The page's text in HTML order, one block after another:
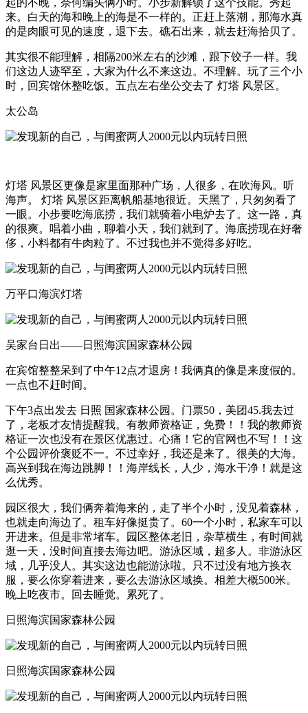
来。白天的海和晚上的海是不一样的。正赶上落潮，那海水真
的是肉眼可见的速度，退下去。礁石出来，就去赶海拾贝了。
其实很不能理解，相隔200米左右的沙滩，跟下饺子一样。我
们这边人迹罕至，大家为什么不来这边。不理解。玩了三个小
时，回宾馆休整吃饭。五点左右坐公交去了 灯塔 风景区。
太公岛
灯塔 风景区更像是家里面那种广场，人很多，在吹海风。听
海声。 灯塔 风景区距离帆船基地很近。天黑了，只匆匆看了
一眼。小步要吃海底捞，我们就骑着小电炉去了。这一路，真
的很爽。唱着小曲，聊着小天，我们就到了。海底捞现在好奢
侈，小料都有牛肉粒了。不过我也并不觉得多好吃。
万平口海滨灯塔
吴家台日出——日照海滨国家森林公园
在宾馆整整呆到了中午12点才退房！我俩真的像是来度假的。
一点也不赶时间。
下午3点出发去 日照 国家森林公园。门票50，美团45.我去过
了，老板才友情提醒我。有教师资格证，免费！！我的教师资
格证一次也没有在景区优惠过。心痛！它的官网也不写！！这
个公园评价褒贬不一。不过幸好，我还是来了。很美的大海。
高兴到我在海边跳脚！！海岸线长，人少，海水干净！就是这
么优秀。
园区很大，我们俩奔着海来的，走了半个小时，没见着森林，
也就走向海边了。租车好像挺贵了。60一个小时，私家车可以
开进来。但是非常堵车。园区整体老旧，杂草横生，有时间就
逛一天，没时间直接去海边吧。游泳区域，超多人。非游泳区
域，几乎没人。其实这边也能游泳啦。只不过没有地方换衣
服，要么你穿着进来，要么去游泳区域换。相差大概500米。
晚上吃夜市。回去睡觉。累死了。
日照海滨国家森林公园
日照海滨国家森林公园